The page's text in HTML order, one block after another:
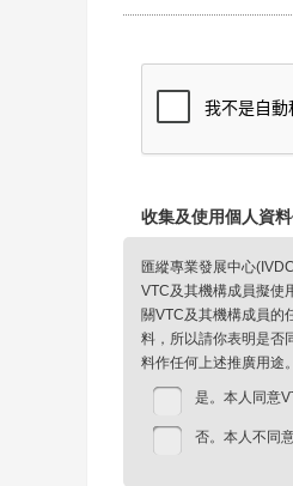
收集及使用個人資
匯縱專業發展中心
VTC及其機構成員擬使
關VTC及其機構成員的
料，所以請你表明是否
料作任何上述推廣用途。
是。本人同意
否。本人不同